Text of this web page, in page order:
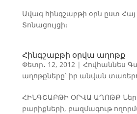
Ավագ հինգշաբթի օրն ըստ Հայ
Տոնացույցի։
Հինգշաբթի օրվա աղոթք
Փետր․ 12, 2012| Հովհաննես
աղոթքները` իր անվան
ՀԻՆԳՇԱԲԹԻ ՕՐՎԱ ԱՂՈԹՔ
բարիքների, բազմագութ